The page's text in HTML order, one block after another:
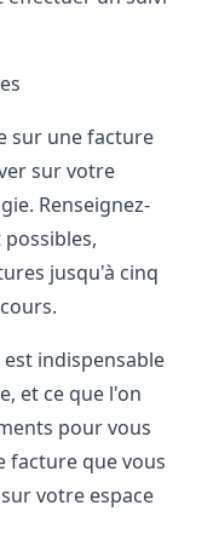
sur une facture
sur votre
Renseignez-
jusqu'à cinq
indispensable
et ce que l'on
pour vous
facture que vous
votre espace